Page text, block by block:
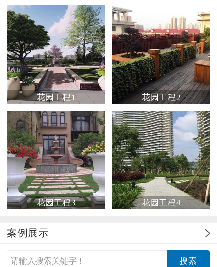
花园工程1 花园工程2
花园工程3 花园工程4
案例展示
搜索